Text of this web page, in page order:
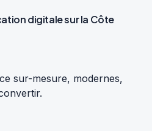
digitalesur la Côte
sur-mesure, modernes,